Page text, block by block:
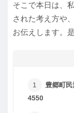
そこで本日は、
された考え方や
お伝えします。
豊郷町
4550